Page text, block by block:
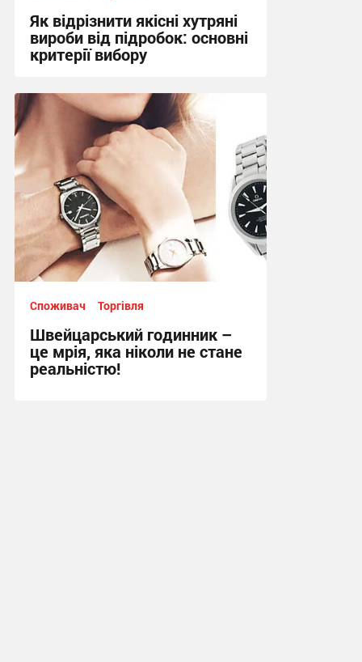
Як відрізнити якісні хутряні
вироби від підробок: основні
критерії вибору
13:42, 3.07.2026
Споживач Торгівля
Швейцарський годинник –
це мрія, яка ніколи не стане
реальністю!